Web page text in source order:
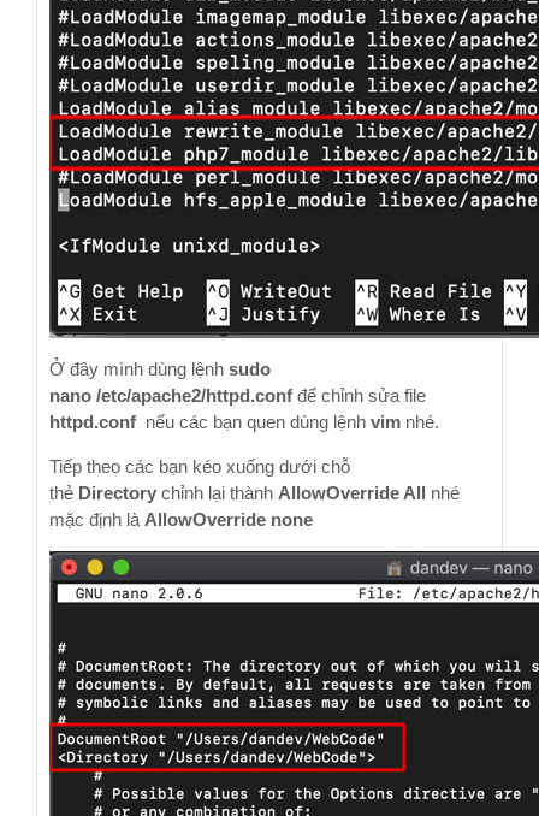
Ở đây mình dùng lệnh sudo
nano /etc/apache2/httpd.conf để chỉnh sửa file
httpd.conf nếu các bạn quen dùng lệnh vim nhé.
Tiếp theo các bạn kéo xuống dưới chỗ
thẻ Directory chỉnh lại thành AllowOverride All nhé
mặc định là AllowOverride none